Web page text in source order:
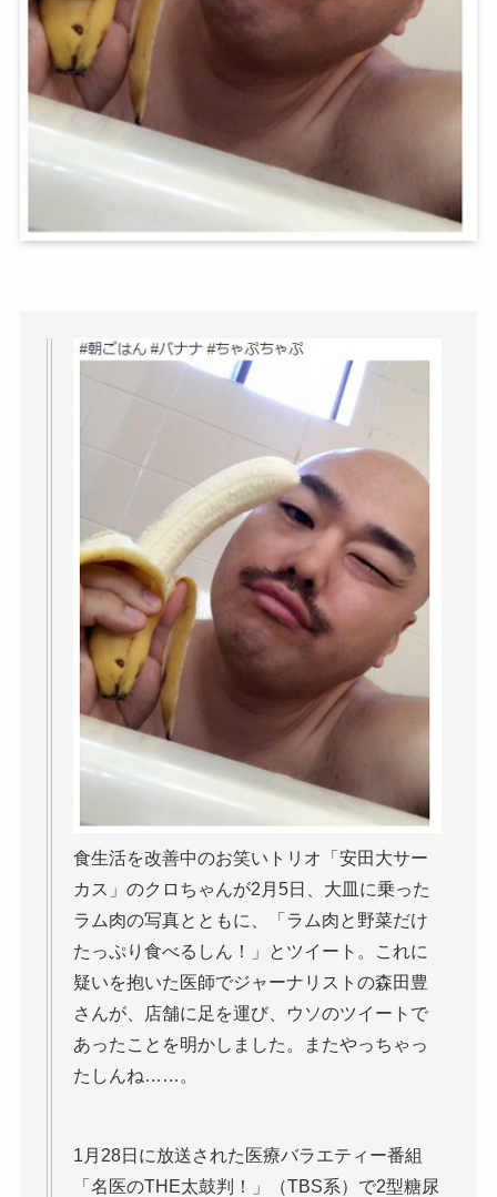
食生活を改善中のお笑いトリオ「安田大サー
カス」のクロちゃんが2月5日、大皿に乗った
ラム肉の写真とともに、「ラム肉と野菜だけ
たっぷり食べるしん！」とツイート。これに
疑いを抱いた医師でジャーナリストの森田豊
さんが、店舗に足を運び、ウソのツイートで
あったことを明かしました。またやっちゃっ
たしんね……。
1月28日に放送された医療バラエティー番組
「名医のTHE太鼓判！」（TBS系）で2型糖尿